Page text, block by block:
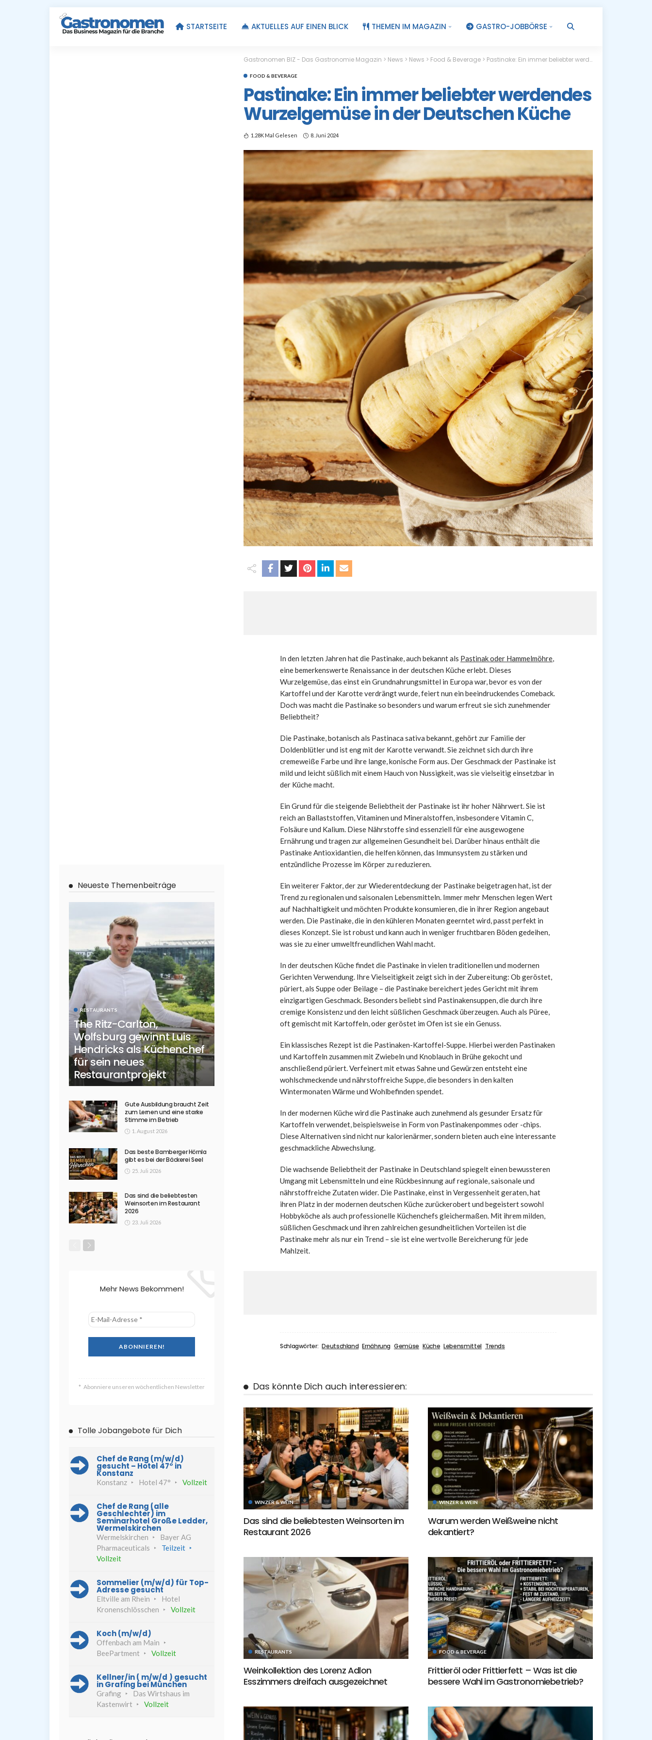
STARTSEITE AKTUELLES AUF EINEN BLICK THEMEN IM MAGAZIN GASTRO-JOBBÖRSE
Gastronomen BIZ - Das Gastronomie Magazin > News > News > Food & Beverage > Pastinake: Ein immer beliebter werdendes Wurzelgemüse in der Deutschen Küche
FOOD & BEVERAGE
Pastinake: Ein immer beliebter werdendes
Wurzelgemüse in der Deutschen Küche
1.28K Mal Gelesen 8. Juni 2024
In den letzten Jahren hat die Pastinake, auch bekannt als Pastinak oder Hammelmöhre
eine bemerkenswerte Renaissance in der deutschen Küche erlebt. Dieses
Wurzelgemüse, das einst ein Grundnahrungsmittel in Europa war, bevor es von der
Kartoffel und der Karotte verdrängt wurde, feiert nun ein beeindruckendes Comeback.
Doch was macht die Pastinake so besonders und warum erfreut sie sich zunehmender
Beliebtheit?
Die Pastinake, botanisch als Pastinaca sativa bekannt, gehört zur Familie der
Doldenblütler und ist eng mit der Karotte verwandt. Sie zeichnet sich durch ihre
cremeweiße Farbe und ihre lange, konische Form aus. Der Geschmack der Pastinake ist
mild und leicht süßlich mit einem Hauch von Nussigkeit, was sie vielseitig einsetzbar in
der Küche macht.
Ein Grund für die steigende Beliebtheit der Pastinake ist ihr hoher Nährwert. Sie ist
reich an Ballaststoffen, Vitaminen und Mineralstoffen, insbesondere Vitamin C,
Folsäure und Kalium. Diese Nährstoffe sind essenziell für eine ausgewogene
Ernährung und tragen zur allgemeinen Gesundheit bei. Darüber hinaus enthält die
Pastinake Antioxidantien, die helfen können, das Immunsystem zu stärken und
entzündliche Prozesse im Körper zu reduzieren.
Ein weiterer Faktor, der zur Wiederentdeckung der Pastinake beigetragen hat, ist der
Trend zu regionalen und saisonalen Lebensmitteln. Immer mehr Menschen legen Wert
auf Nachhaltigkeit und möchten Produkte konsumieren, die in ihrer Region angebaut
werden. Die Pastinake, die in den kühleren Monaten geerntet wird, passt perfekt in
dieses Konzept. Sie ist robust und kann auch in weniger fruchtbaren Böden gedeihen,
was sie zu einer umweltfreundlichen Wahl macht.
In der deutschen Küche findet die Pastinake in vielen traditionellen und modernen
Gerichten Verwendung. Ihre Vielseitigkeit zeigt sich in der Zubereitung: Ob geröstet,
püriert, als Suppe oder Beilage – die Pastinake bereichert jedes Gericht mit ihrem
einzigartigen Geschmack. Besonders beliebt sind Pastinakensuppen, die durch ihre
cremige Konsistenz und den leicht süßlichen Geschmack überzeugen. Auch als Püree,
oft gemischt mit Kartoffeln, oder geröstet im Ofen ist sie ein Genuss.
Ein klassisches Rezept ist die Pastinaken-Kartoffel-Suppe. Hierbei werden Pastinaken
und Kartoffeln zusammen mit Zwiebeln und Knoblauch in Brühe gekocht und
anschließend püriert. Verfeinert mit etwas Sahne und Gewürzen entsteht eine
wohlschmeckende und nährstoffreiche Suppe, die besonders in den kalten
Wintermonaten Wärme und Wohlbefinden spendet.
In der modernen Küche wird die Pastinake auch zunehmend als gesunder Ersatz für
Kartoffeln verwendet, beispielsweise in Form von Pastinakenpommes oder -chips.
Diese Alternativen sind nicht nur kalorienärmer, sondern bieten auch eine interessante
geschmackliche Abwechslung.
Die wachsende Beliebtheit der Pastinake in Deutschland spiegelt einen bewussteren
Umgang mit Lebensmitteln und eine Rückbesinnung auf regionale, saisonale und
nährstoffreiche Zutaten wider. Die Pastinake, einst in Vergessenheit geraten, hat
ihren Platz in der modernen deutschen Küche zurückerobert und begeistert sowohl
Hobbyköche als auch professionelle Küchenchefs gleichermaßen. Mit ihrem milden,
süßlichen Geschmack und ihren zahlreichen gesundheitlichen Vorteilen ist die
Pastinake mehr als nur ein Trend – sie ist eine wertvolle Bereicherung für jede
Mahlzeit.
Schlagwörter: Deutschland Ernährung Gemüse Küche Lebensmittel Trends
Das könnte Dich auch interessieren:
WINZER & WEIN
Das sind die beliebtesten Weinsorten im
Restaurant 2026
WINZER & WEIN
Warum werden Weißweine nicht
dekantiert?
RESTAURANTS
Weinkollektion des Lorenz Adlon
Esszimmers dreifach ausgezeichnet
FOOD & BEVERAGE
Frittieröl oder Frittierfett – Was ist die
bessere Wahl im Gastronomiebetrieb?
Neueste Themenbeiträge
RESTAURANTS
The Ritz-Carlton,
Wolfsburg gewinnt Luis
Hendricks als Küchenchef
für sein neues
Restaurantprojekt
Gute Ausbildung braucht Zeit
zum Lernen und eine starke
Stimme im Betrieb
1. August 2026
Das beste Bamberger Hörnla
gibt es bei der Bäckerei Seel
25. Juli 2026
Das sind die beliebtesten
Weinsorten im Restaurant
2026
23. Juli 2026
Mehr News Bekommen!
Abonniere unseren wöchentlichen Newsletter
Tolle Jobangebote für Dich
Chef de Rang (m/w/d)
gesucht – Hotel 47° in
Konstanz
Konstanz Hotel 47° Vollzeit
Chef de Rang (alle
Geschlechter) im
Seminarhotel Große Ledder,
Wermelskirchen
Wermelskirchen
Bayer AG
Pharmaceuticals
Teilzeit
Vollzeit
Sommelier (m/w/d) für Top-
Adresse gesucht
Eltville am Rhein
Hotel
Kronenschlösschen
Vollzeit
Koch (m/w/d)
Offenbach am Main
BeePartment
Vollzeit
Kellner/in ( m/w/d ) gesucht
in Grafing bei München
Grafing
Das Wirtshaus im
Kastenwirt
Vollzeit